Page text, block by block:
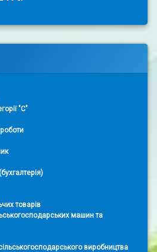
"С"
роботи
товарів
машин та
виробництва